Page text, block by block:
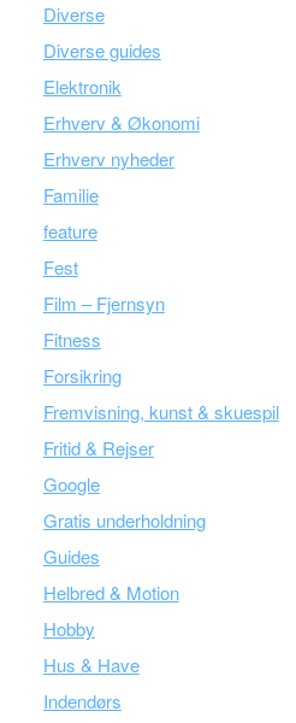
Diverse
Diverse guides
Elektronik
Erhverv & Økonomi
Erhverv nyheder
Familie
feature
Fest
Film – Fjernsyn
Fitness
Forsikring
Fremvisning, kunst & skuespil
Fritid & Rejser
Google
Gratis underholdning
Guides
Helbred & Motion
Hobby
Hus & Have
Indendørs